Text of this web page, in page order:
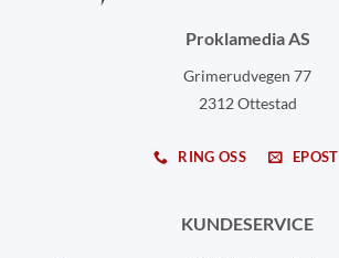
Proklamedia AS
Grimerudvegen 77
2312 Ottestad
RING OSS EPOST
KUNDESERVICE